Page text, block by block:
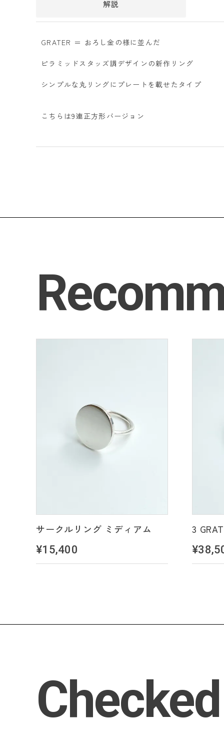
解説
GRATER ＝ おろし金の様に並んだ
ピラミッドスタッズ調デザインの新作リング
シンプルな丸リングにプレートを載せたタイプ
こちらは9連正方形バージョン
サークルリング ミディアム
¥15,400
3
Checked